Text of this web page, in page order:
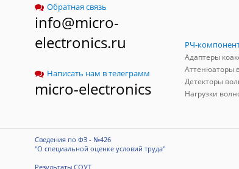
Обратная связь
info@micro-
electronics.ru
Написать нам в телеграмм
micro-electronics
Аттенюаторы
Детекторы
Нагрузки
Сведения по ФЗ - №426
"О специальной оценке условий труда"
Результаты СОУТ